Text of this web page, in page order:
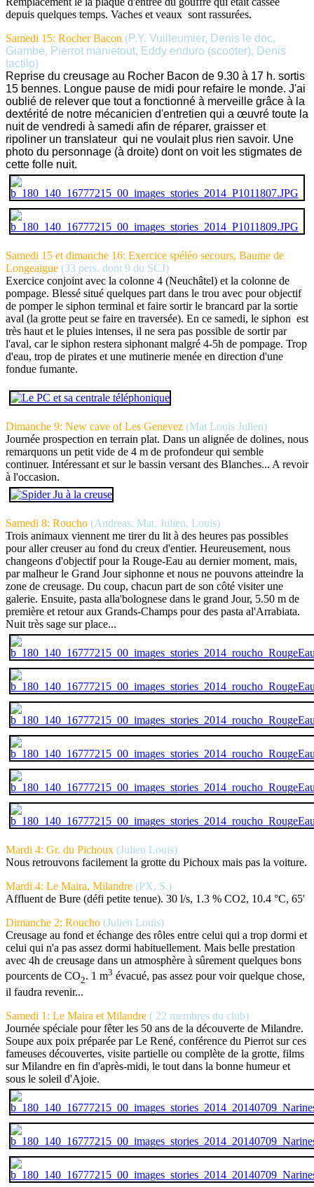
depuis quelques temps. Vaches et veaux sont rassurées.
Samedi 15: Rocher Bacon (P.Y. Vuilleumier, Denis le doc,
Giambe, Pierrot manietout, Eddy enduro (scooter), Denis
tactilo)
Reprise du creusage au Rocher Bacon de 9.30 à 17 h. sortis
15 bennes. Longue pause de midi pour refaire le monde. J'ai
oublié de relever que tout a fonctionné à merveille grâce à la
dextérité de notre mécanicien d'entretien qui a œuvré toute la
nuit de vendredi à samedi afin de réparer, graisser et
ripoliner un translateur qui ne voulait plus rien savoir. Une
photo du personnage (à droite) dont on voit les stigmates de
cette folle nuit.
Samedi 15 et dimanche 16: Exercice spéléo secours, Baume de
Longeaigue (33 pers. dont 9 du SCJ)
Exercice conjoint avec la colonne 4 (Neuchâtel) et la colonne de
pompage. Blessé situé quelques part dans le trou avec pour objectif
de pomper le siphon terminal et faire sortir le brancard par la sortie
aval (la grotte peut se faire en traversée). En ce samedi, le siphon est
très haut et le pluies intenses, il ne sera pas possible de sortir par
l'aval, car le siphon restera siphonant malgré 4-5h de pompage. Trop
d'eau, trop de pirates et une mutinerie menée en direction d'une
fondue fumante.
Dimanche 9: New cave of Les Genevez (Mat Louis Julien)
Journée prospection en terrain plat. Dans un alignée de dolines, nous
remarquons un petit vide de 4 m de profondeur qui semble
continuer. Intéressant et sur le bassin versant des Blanches... A revoir
à l'occasion.
Samedi 8: Roucho (Andreas, Mat, Julien, Louis)
Trois animaux viennent me tirer du lit à des heures pas possibles
pour aller creuser au fond du creux d'entier. Heureusement, nous
changeons d'objectif pour la Rouge-Eau au dernier moment, mais,
par malheur le Grand Jour siphonne et nous ne pouvons atteindre la
zone de creusage. Du coup, chacun part de son côté visiter une
galerie. Ensuite, pasta alla'bolognese dans le grand Jour, 5.50 m de
première et retour aux Grands-Champs pour des pasta al'Arrabiata.
Nuit très sage sur place...
Mardi 4: Gr. du Pichoux (Julien Louis)
Nous retrouvons facilement la grotte du Pichoux mais pas la voiture.
Mardi 4: Le Maira, Milandre (PX, S.)
Affluent de Bure (défi petite tenue). 30 l/s, 1.3 % CO2, 10.4 °C, 65'
Dimanche 2: Roucho (Julien Louis)
Creusage au fond et échange des rôles entre celui qui a trop dormi et
celui qui n'a pas assez dormi habituellement. Mais belle prestation
avec 4h de creusage dans un atmosphère à sûrement quelques bons
pourcents de CO2. 1 m3 évacué, pas assez pour voir quelque chose,
il faudra revenir...
Samedi 1: Le Maira et Milandre ( 22 membres du club)
Journée spéciale pour fêter les 50 ans de la découverte de Milandre.
Soupe aux poix préparée par Le René, conférence du Pierrot sur ces
fameuses découvertes, visite partielle ou complète de la grotte, films
sur Milandre en fin d'après-midi, le tout dans la bonne humeur et
sous le soleil d'Ajoie.